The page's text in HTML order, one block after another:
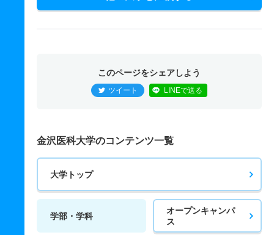
このページをシェアしよう
ツイート LINEで送る
金沢医科大学のコンテンツ一覧
大学トップ
学部・学科
オープンキャンパ
ス